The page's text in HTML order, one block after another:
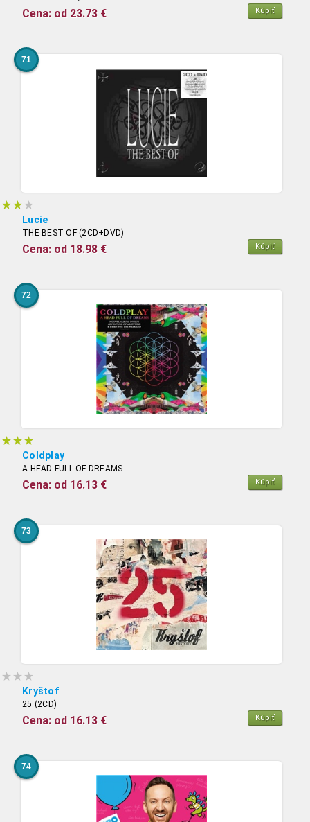
Cena: od 23.73 € Kúpiť
71
Lucie
THE BEST OF (2CD+DVD)
Cena: od 18.98 € Kúpiť
72
Coldplay
A HEAD FULL OF DREAMS
Cena: od 16.13 € Kúpiť
73
Kryštof
25 (2CD)
Cena: od 16.13 € Kúpiť
74